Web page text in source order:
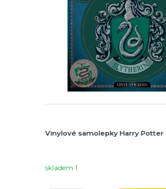
Vinylové samolepky Harry Potter
skladem 1